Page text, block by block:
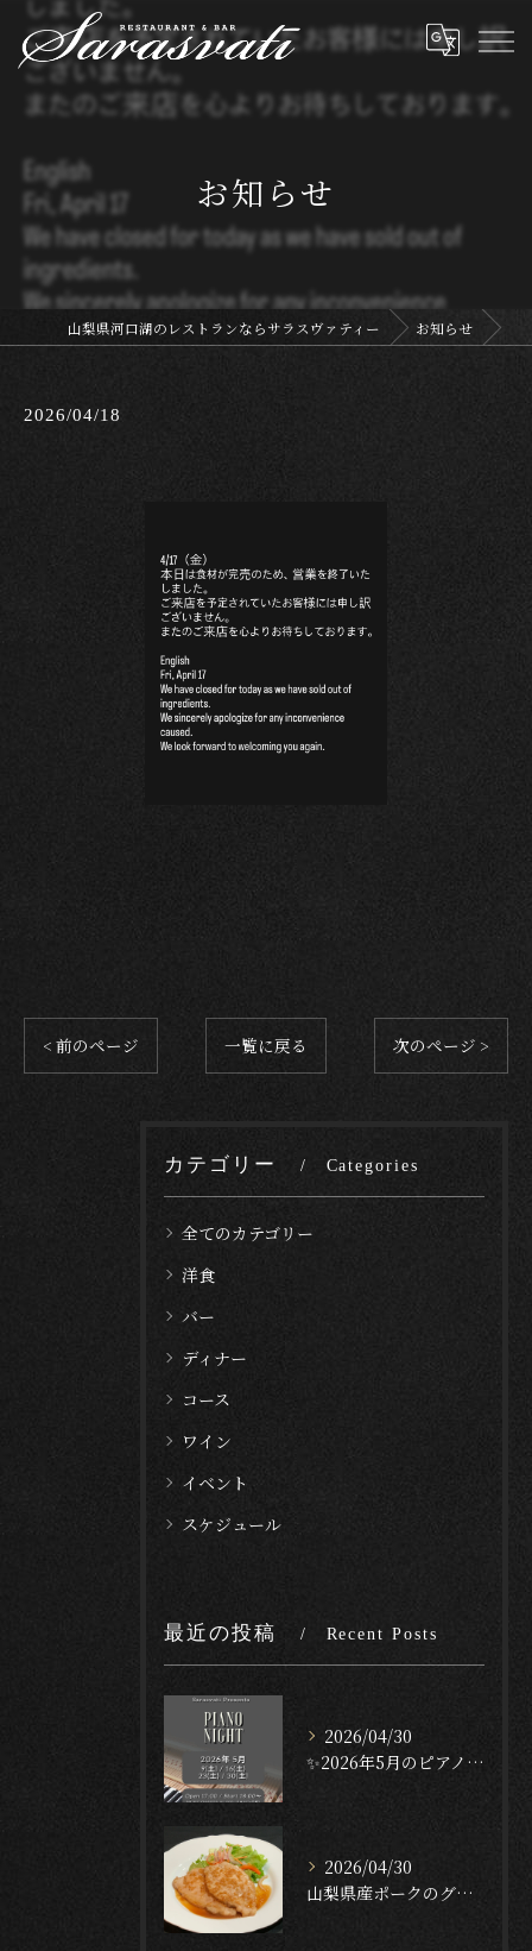
お知らせ
山梨県河口湖のレストランならサラスヴァティー お知らせ
2026/04/18
< 前のページ 一覧に戻る 次のページ >
カテゴリー Categories
全てのカテゴリー
洋食
バー
ディナー
コース
ワイン
イベント
スケジュール
最近の投稿 Recent Posts
2026/04/30
✨2026年5月のピアノナイト✨
2026/04/30
山梨県産ポークのグリル — ガーリック・テリヤキ・ソース🐖🔥...